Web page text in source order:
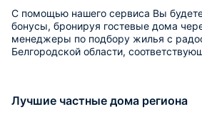
С помощью нашего сервиса Вы
бонусы, бронируя гостевые дома
менеджеры по подбору жилья с
Белгородской области,
Лучшие частные дома региона